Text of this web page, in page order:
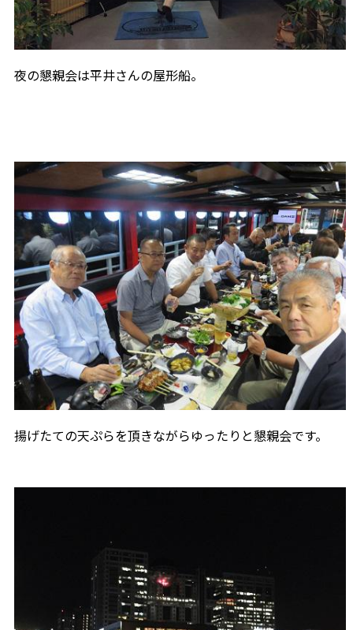
夜の懇親会は平井さんの屋形船。
揚げたての天ぷらを頂きながらゆったりと懇親会です。